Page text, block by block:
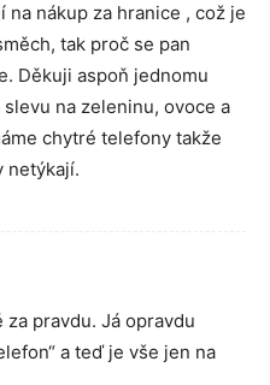
na nákup za hranice , což je
tak proč se pan
Děkuji aspoň jednomu
na zeleninu, ovoce a
chytré telefony takže
netýkají.
za pravdu. Já opravdu
a teď je vše jen na